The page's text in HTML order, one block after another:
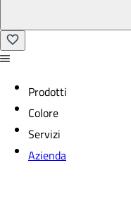
Prodotti
Colore
Servizi
Azienda